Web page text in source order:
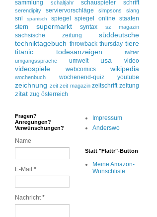
sammlung schaltjahr schauspieler schrift
serendipity serviervorschläge simpsons slang
snl spanisch spiegel spiegel online
staaten
stern
supermarkt syntax sz magazin
sächsische zeitung
süddeutsche
techniktagebuch throwback thursday tiere
titanic
todesanzeigen
twitter
umgangssprache
umwelt usa video
videospiele webcomics wikipedia
wochenbuch wochenend-quiz youtube
zeichnung zeit zeit magazin zeitschrift zeitung
zitat zug österreich
Fragen?
Anregungen?
Verwünschungen?
Name
E-Mail *
Nachricht*
Impressum
Anderswo
Statt "Flattr"-Button
Meine Amazon-
Wunschliste